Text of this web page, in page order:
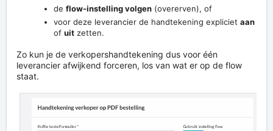
de flow-instelling volgen (overerven), of
voor deze leverancier de handtekening expliciet aan
of uit zetten.
Zo kun je de verkopershandtekening dus voor één
leverancier afwijkend forceren, los van wat er op de flow
staat.